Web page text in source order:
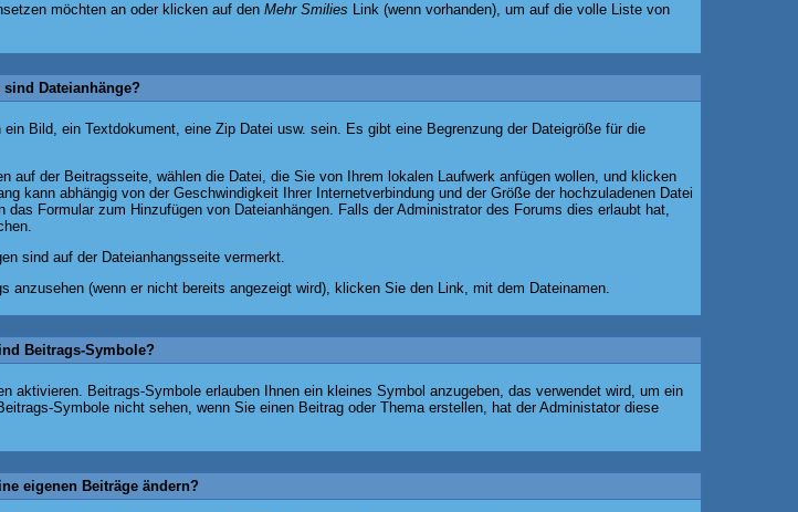
möchten an oder klicken auf den Mehr Smilies Link (wenn vorhanden), um auf die volle Liste von
sind Dateianhänge?
Bild, ein Textdokument, eine Zip Datei usw. sein. Es gibt eine Begrenzung der Dateigröße für die
der Beitragsseite, wählen die Datei, die Sie von Ihrem lokalen Laufwerk anfügen wollen, und klicken
kann abhängig von der Geschwindigkeit Ihrer Internetverbindung und der Größe der hochzuladenen Datei
Formular zum Hinzufügen von Dateianhängen. Falls der Administrator des Forums dies erlaubt hat,
sind auf der Dateianhangsseite vermerkt.
(wenn er nicht bereits angezeigt wird), klicken Sie den Link, mit dem Dateinamen.
Beitrags-Symbole?
aktivieren. Beitrags-Symbole erlauben Ihnen ein kleines Symbol anzugeben, das verwendet wird, um ein
Symbole nicht sehen, wenn Sie einen Beitrag oder Thema erstellen, hat der Administator diese
eigenen Beiträge ändern?